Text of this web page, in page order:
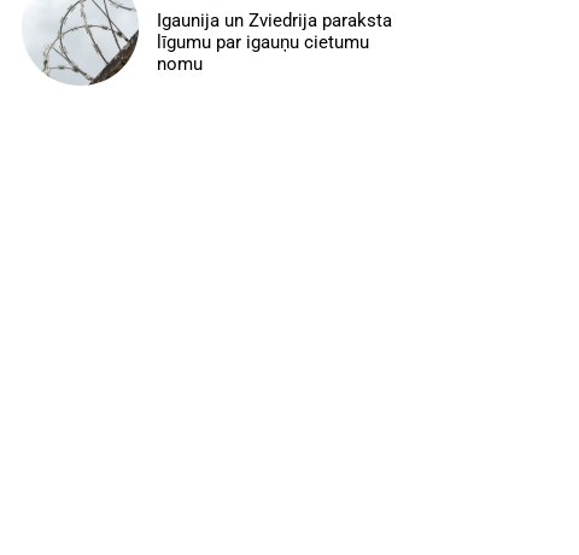
Igaunija un Zviedrija paraksta
līgumu par igauņu cietumu
nomu